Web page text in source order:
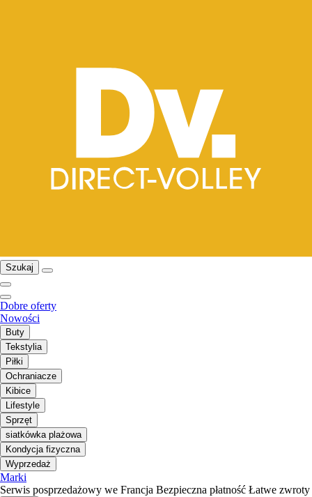
Szukaj
Dobre oferty
Nowości
Buty
Tekstylia
Piłki
Ochraniacze
Kibice
Lifestyle
Sprzęt
siatkówka plażowa
Kondycja fizyczna
Wyprzedaż
Marki
Serwis posprzedażowy we Francja Bezpieczna płatność Łatwe zwroty